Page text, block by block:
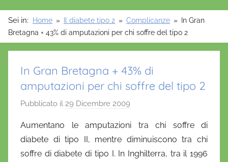
Sei in: Home Il diabete tipo 2 Complicanze
In Gran
Bretagna + 43% di amputazioni per chi soffre del tipo 2
In Gran Bretagna + 43% di
amputazioni per chi soffre del tipo 2
Pubblicato il 29 Dicembre 2009
D
a
n
Aumentano le amputazioni tra chi soffre di
diabete di tipo II, mentre diminuiscono tra chi
soffre di diabete di tipo I. In Inghilterra, tra il 1996